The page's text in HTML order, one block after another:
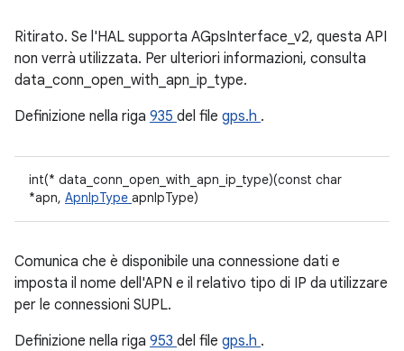
Ritirato. Se l'HAL supporta AGpsInterface_v2, questa API
non verrà utilizzata. Per ulteriori informazioni, consulta
data_conn_open_with_apn_ip_type.
Definizione nella riga 935 del file gps.h .
int(* data_conn_open_with_apn_ip_type)(const char
*apn, ApnIpType apnIpType)
Comunica che è disponibile una connessione dati e
imposta il nome dell'APN e il relativo tipo di IP da utilizzare
per le connessioni SUPL.
Definizione nella riga 953 del file gps.h .